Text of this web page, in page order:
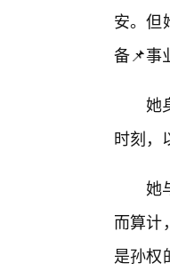
安。但
备📌事
她
时刻，
她
而算计
是孙权